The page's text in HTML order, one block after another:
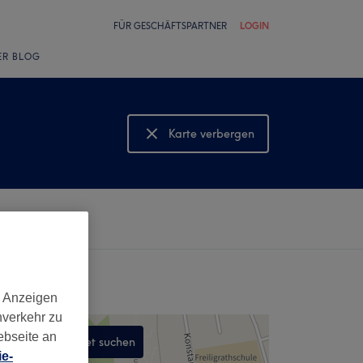
FÜR GESCHÄFTSPARTNER LOGIN
BLOG
Karte verbergen
Karte anzeigen
In diesem Gebiet suchen
zu
an